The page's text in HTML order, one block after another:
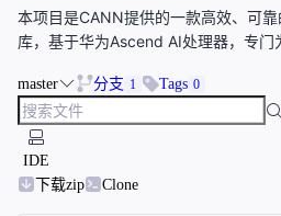
本项目是CANN提供的一款高效、可
库，基于华为Ascend AI处理器，专门
master 分支 1 Tags 0
IDE
下载zip
Clone